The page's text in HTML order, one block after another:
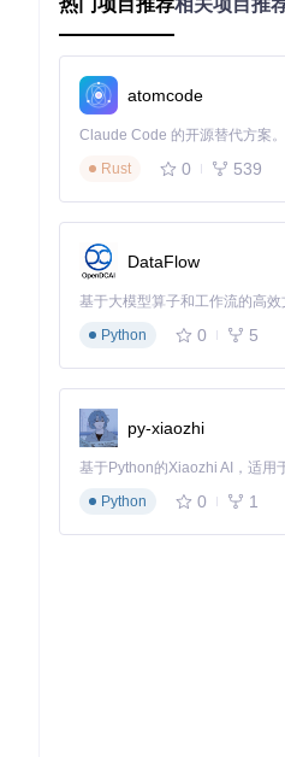
二、核心方案：解决兼
2.1 配置DXVK隐藏Intel GPU身
🔧实施流程：
准备工作：定位游戏目录
添加配置：
# 隐藏Intel GPU身份，避免游
dxgi.hideIntelGpu
这一配置的原理类似于给
🛠️标准模式配置
# 禁用图形管线库特性
热门项目推荐相关项目推
atomcode
Rust
0 539
DataFlow
基于大模型算子和工作流的高
Python
0 5
py-xiaozhi
Python
0 1